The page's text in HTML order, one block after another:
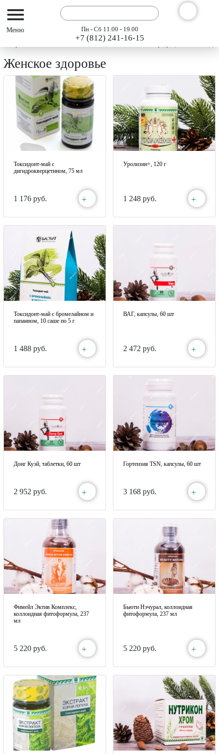
Пн - Сб 11.00 - 19.00
+7 (812) 241-16-15
Каталог
Женское здоровье
Токсидонт-май с
дигидрокверцетином, 75 мл
1 176 руб. +
Уролизин+, 120 г
1 248 руб. +
Токсидонт-май с бромелайном и
папаином, 10 саше по 5 г
1 488 руб. +
ВАГ, капсулы, 60 шт
2 472 руб. +
Донг Куэй, таблетки, 60 шт
2 952 руб. +
Гортензия TSN, капсулы, 60 шт
3 168 руб. +
Фимейл Эктив Комплекс,
коллоидная фитоформула, 237
мл
5 220 руб. +
Бьюти Нэчурал, коллоидная
фитоформула, 237 мл
5 220 руб. +